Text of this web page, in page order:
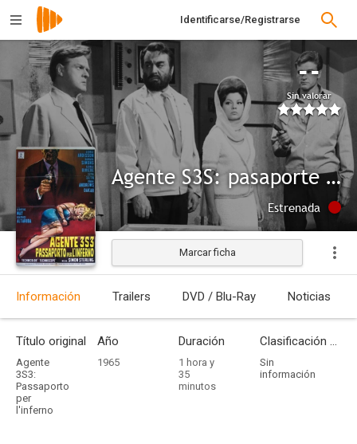
Identificarse/Registrarse
--
Sin valorar
Agente S3S: pasaporte para el infierno
Estrenada
Marcar ficha
Información Trailers DVD / Blu-Ray Noticias
Título original
Agente
3S3:
Passaporto
per
l'inferno
Año
1965
Duración
1 hora y
35
minutos
Clasificación por edades
Sin
información